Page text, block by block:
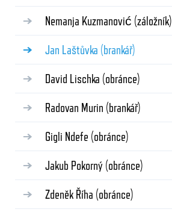
Nemanja Kuzmanović (záložník)
Jan Laštůvka (brankář)
David Lischka (obránce)
Radovan Murin (brankář)
Gigli Ndefe (obránce)
Jakub Pokorný (obránce)
Zdeněk Říha (obránce)